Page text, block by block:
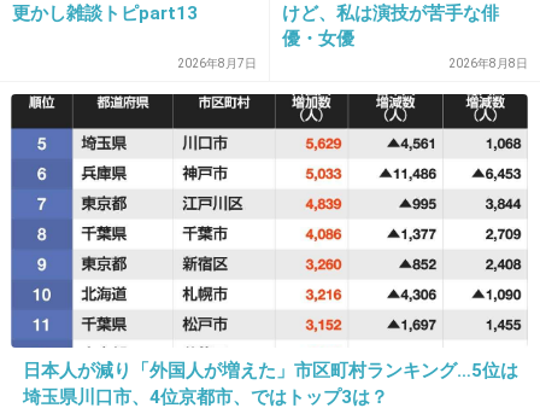
姉は父親に似てるけど、私は親には全然似てない
母方の叔父の子どもの頃と私の子ども頃は似てたって言わ
れる
-0
28. 匿名 2019/01/08(火) 20:23:22
姉は母方の祖母似。
更かし雑談トピpart13
2026年8月7日
けど、私は演技が苦手な俳
優・女優
2026年8月8日
日本人が減り「外国人が増えた」市区町村ランキング…5位は
埼玉県川口市、4位京都市、ではトップ3は？